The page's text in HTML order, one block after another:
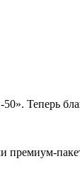
Теперь
премиум-